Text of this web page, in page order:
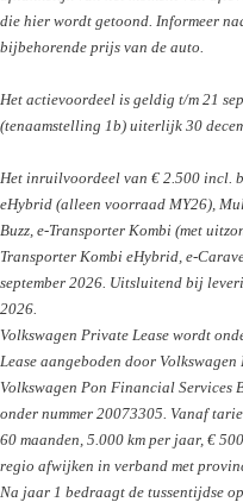
die hier wordt getoond. Informeer
bijbehorende prijs van de auto.
Het actievoordeel is geldig t/m 21
(tenaamstelling 1b) uiterlijk 30
Het inruilvoordeel van € 2.500 incl.
eHybrid (alleen voorraad MY26),
Buzz, e-Transporter Kombi (met
Transporter Kombi eHybrid, e-
september 2026. Uitsluitend bij
2026.
Volkswagen Private Lease wordt
Lease aangeboden door
Volkswagen Pon Financial Services
onder nummer 20073305. Vanaf
60 maanden, 5.000 km per jaar, €
regio afwijken in verband met
Na jaar 1 bedraagt de tussentijdse